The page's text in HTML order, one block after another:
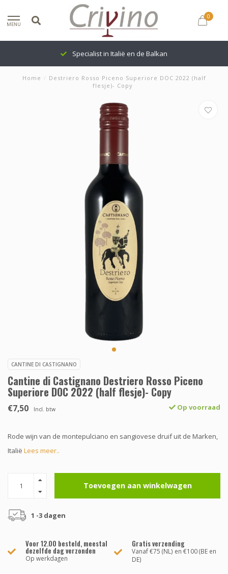
MENU
0
Specialist in Italië en de Balkan
Home / Destriero Rosso Piceno Superiore DOC 2022 (half
flesje)- Copy
CANTINE DI CASTIGNANO
Cantine di Castignano Destriero Rosso Piceno
Superiore DOC 2022 (half flesje)- Copy
€7,50 Incl. btw Op voorraad
Rode wijn van de montepulciano en sangiovese druif uit de Marken,
Italië Lees meer..
Toevoegen aan winkelwagen
1 -3 dagen
Voor 12.00 besteld, meestal
dezelfde dag verzonden
Op werkdagen
Gratis verzending
Vanaf €75 (NL) en €100 (BE en
DE)